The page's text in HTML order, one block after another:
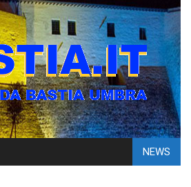
NEWS